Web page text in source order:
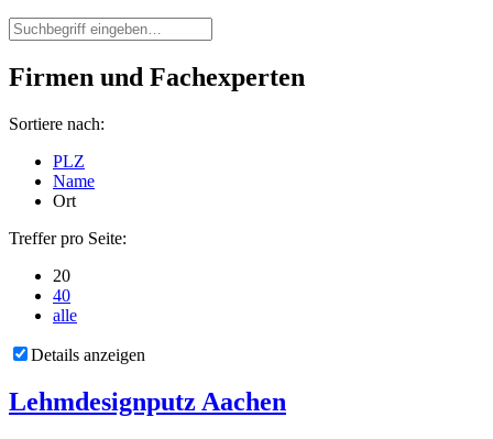
Firmen und Fachexperten
Sortiere nach:
PLZ
Name
Ort
Treffer pro Seite:
20
40
alle
Details anzeigen
Lehmdesignputz Aachen